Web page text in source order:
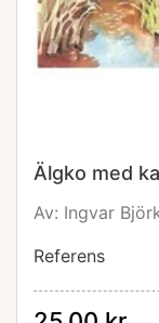
Älgko med
Av: Ingvar
Referens